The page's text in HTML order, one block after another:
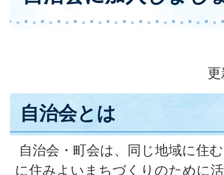
自治会とは
自治会・町会は、同じ地域に住
に住みよいまちづくりのために